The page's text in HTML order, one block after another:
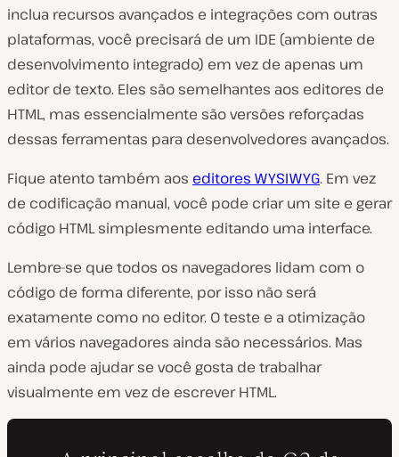
inclua recursos avançados e integrações com outras
plataformas, você precisará de um IDE (ambiente de
desenvolvimento integrado) em vez de apenas um
editor de texto. Eles são semelhantes aos editores de
HTML, mas essencialmente são versões reforçadas
dessas ferramentas para desenvolvedores avançados.
Fique atento também aos editores WYSIWYG. Em vez
de codificação manual, você pode criar um site e gerar
código HTML simplesmente editando uma interface.
Lembre-se que todos os navegadores lidam com o
código de forma diferente, por isso não será
exatamente como no editor. O teste e a otimização
em vários navegadores ainda são necessários. Mas
ainda pode ajudar se você gosta de trabalhar
visualmente em vez de escrever HTML.